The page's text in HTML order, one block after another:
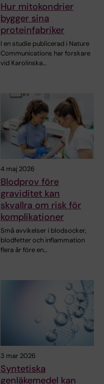
Hur mitokondrier
bygger sina
proteinfabriker
I en studie publicerad i Nature
Communications har forskare
vid Karolinska…
4 maj 2026
Blodprov före
graviditet kan
skvallra om risk för
komplikationer
Små avvikelser i blodsocker,
blodfetter och inflammation
flera år före en…
3 mar 2026
Syntetiska
genläkemedel kan